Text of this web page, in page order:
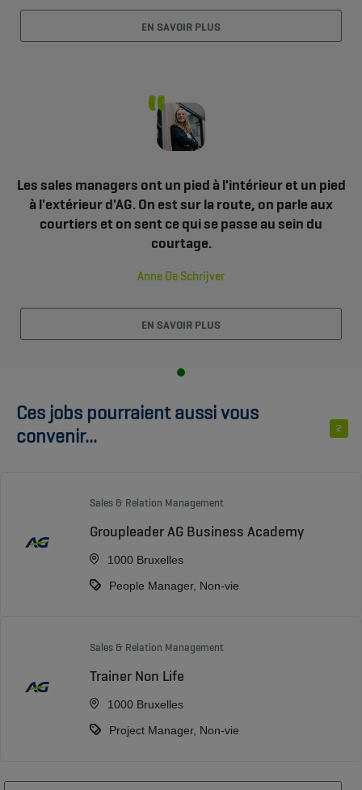
EN SAVOIR PLUS
Les sales managers ont un pied à l'intérieur et un pied
à l'extérieur d'AG. On est sur la route, on parle aux
courtiers et on sent ce qui se passe au sein du
courtage.
Anne De Schrijver
EN SAVOIR PLUS
Ces jobs pourraient aussi vous
convenir...
2
Sales & Relation Management
Groupleader AG Business Academy
1000 Bruxelles
People Manager, Non-vie
Sales & Relation Management
Trainer Non Life
1000 Bruxelles
Project Manager, Non-vie